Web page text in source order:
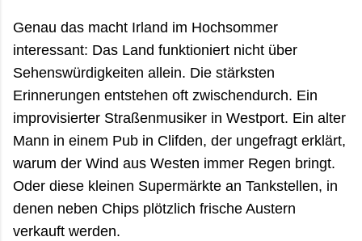
Genau das macht Irland im Hochsommer
interessant: Das Land funktioniert nicht über
Sehenswürdigkeiten allein. Die stärksten
Erinnerungen entstehen oft zwischendurch. Ein
improvisierter Straßenmusiker in Westport. Ein alter
Mann in einem Pub in Clifden, der ungefragt erklärt,
warum der Wind aus Westen immer Regen bringt.
Oder diese kleinen Supermärkte an Tankstellen, in
denen neben Chips plötzlich frische Austern
verkauft werden.